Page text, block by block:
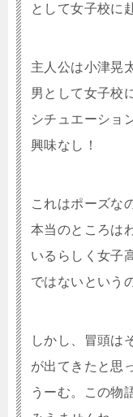
として女子校に
主人公は小津晃
男として女子校
シチュエーショ
興味なし！
これはポーズな
本当のところは
いるらしく女子
ではないという
しかし、冒頭は
が出てきたと思
うーむ。この物